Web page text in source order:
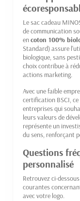
Le sac cadeau
de communication
encoton 100%
Standard) assure
biologique, sans
choix contribue à
actions marketing.
Avec une faible
certification BSCI,
entreprises qui
leurs valeurs de
représente un
du sens, renforçant
Questions
personnalisé
Retrouvez ci-
courantes
avec votre logo.